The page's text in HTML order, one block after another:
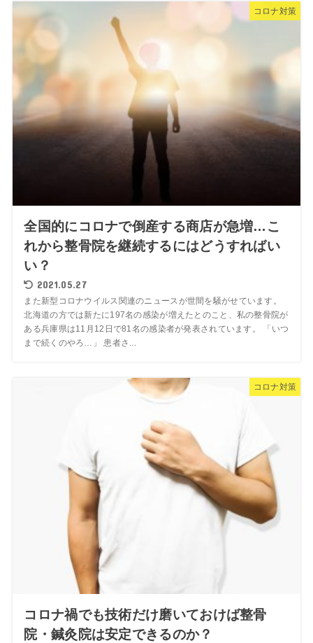
コロナ対策
全国的にコロナで倒産する商店が急増…こ
れから整骨院を継続するにはどうすればい
い？
2021.05.27
また新型コロナウイルス関連のニュースが世間を騒がせています。
北海道の方では新たに197名の感染が増えたとのこと、私の整骨院が
ある兵庫県は11月12日で81名の感染者が発表されています。 「いつ
まで続くのやろ…」 患者さ...
コロナ対策
コロナ禍でも技術だけ磨いておけば整骨
院・鍼灸院は安定できるのか？